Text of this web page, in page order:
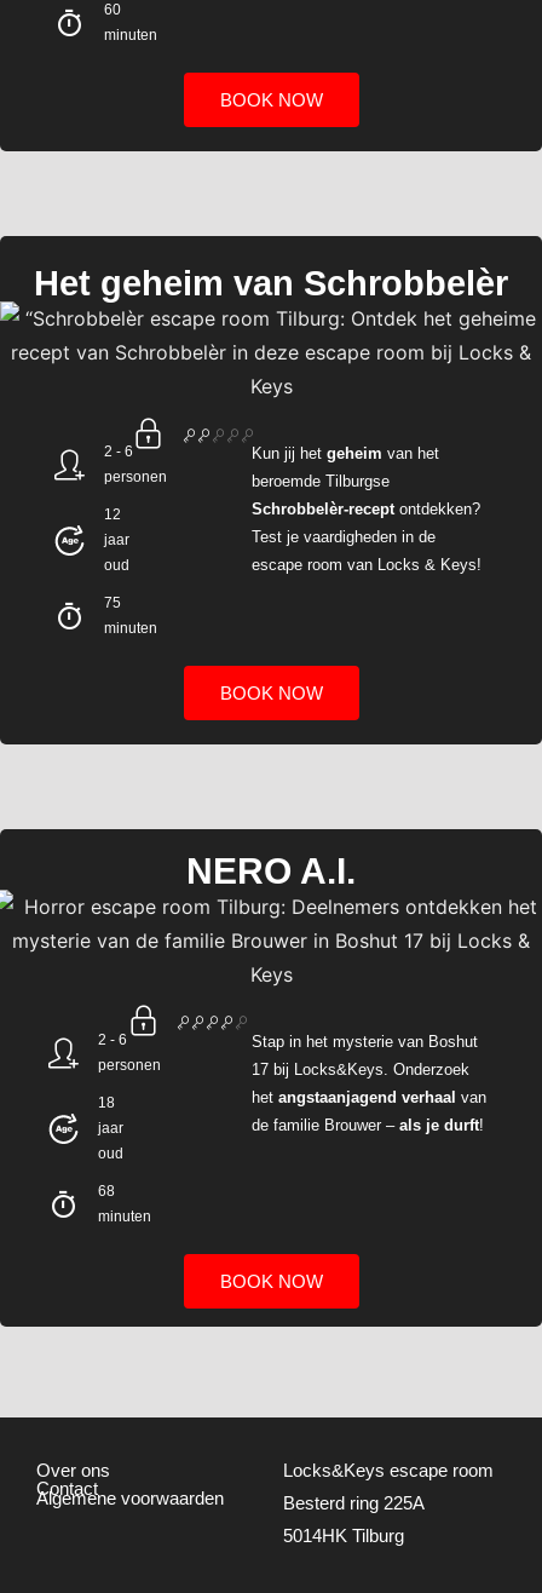
60
minuten
BOOK NOW
Het geheim van Schrobbelèr
2 - 6
personen
12
jaar
oud
75
minuten
Kunjij hetgeheim van het
beroemde Tilburgse
Schrobbelèr-recept ontdekken?
Test jevaardigheden in de
escape room van Locks & Keys!
BOOK NOW
NERO A.I.
2 - 6
personen
18
jaar
oud
68
minuten
Stap in het mysterievan Boshut
17 bij Locks&Keys. Onderzoek
het angstaanjagend verhaal van
de familieBrouwer – alsje durft!
BOOK NOW
Over ons
Contact
Algemene voorwaarden
Locks&Keys escape room
Besterd ring 225A
5014HK Tilburg